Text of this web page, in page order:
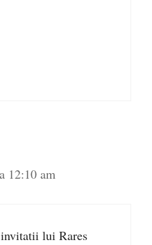
12:10 am
lui Rares